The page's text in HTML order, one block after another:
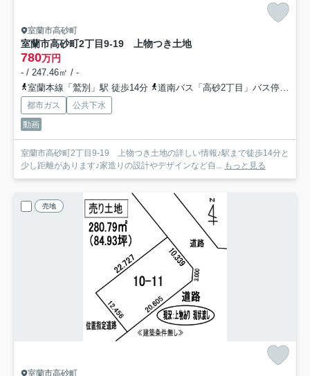
室蘭市高砂町
室蘭市高砂町2丁目9-19 上物つき土地
780万円
- / 247.46㎡ / -
室蘭本線「鷲別」駅 徒歩14分
道南バス「高砂2丁目」バス停下車 徒歩3分
都市ガス
公共下水
動画
室蘭市高砂町2丁目9-19 上物つき土地の詳しい情報♪駅まで徒歩14分と
少し距離があります♪家造りの設計やデザインなど自... もっと見る
売地
室蘭市高砂町